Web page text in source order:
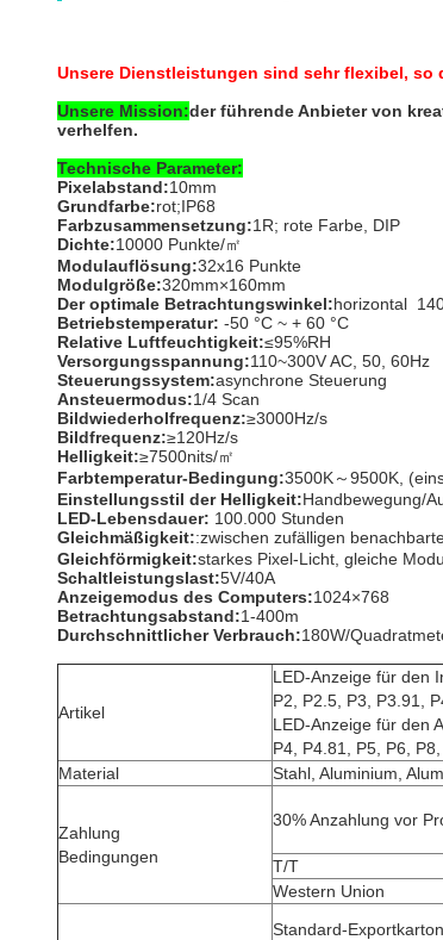
Unsere Dienstleistungen sind sehr flexibel, so
Unsere Mission:der führende Anbieter von
verhelfen.
Technische Parameter:
Pixelabstand:10mm
Grundfarbe:rot;IP68
Farbzusammensetzung:1R; rote Farbe, DIP
Dichte:10000 Punkte/㎡
Modulauflösung:32x16 Punkte
Modulgröße:320mm×160mm
Der optimale Betrachtungswinkel:horizontal
Betriebstemperatur: -50 °C ~ + 60 °C
Relative Luftfeuchtigkeit:≤95%RH
Versorgungsspannung:110~300V AC, 50, 60Hz
Steuerungssystem:asynchrone Steuerung
Ansteuermodus:1/4 Scan
Bildwiederholfrequenz:≥3000Hz/s
Bildfrequenz:≥120Hz/s
Helligkeit:≥7500nits/㎡
Farbtemperatur-Bedingung:3500K～9500K,
Einstellungsstil der Helligkeit:Handbewegung/
LED-Lebensdauer: 100.000 Stunden
Gleichmäßigkeit::zwischen zufälligen
Gleichförmigkeit:starkes Pixel-Licht, gleiche
Schaltleistungslast:5V/40A
Anzeigemodus des Computers:1024×768
Betrachtungsabstand:1-400m
Durchschnittlicher Verbrauch:180W/
Artikel
LED-Anzeige für den
P2, P2.5, P3, P3.91,
LED-Anzeige für den
P4, P4.81, P5, P6,
Material
Stahl, Aluminium,
Zahlung
Bedingungen
30% Anzahlung vor
T/T
Western Union
Standard-